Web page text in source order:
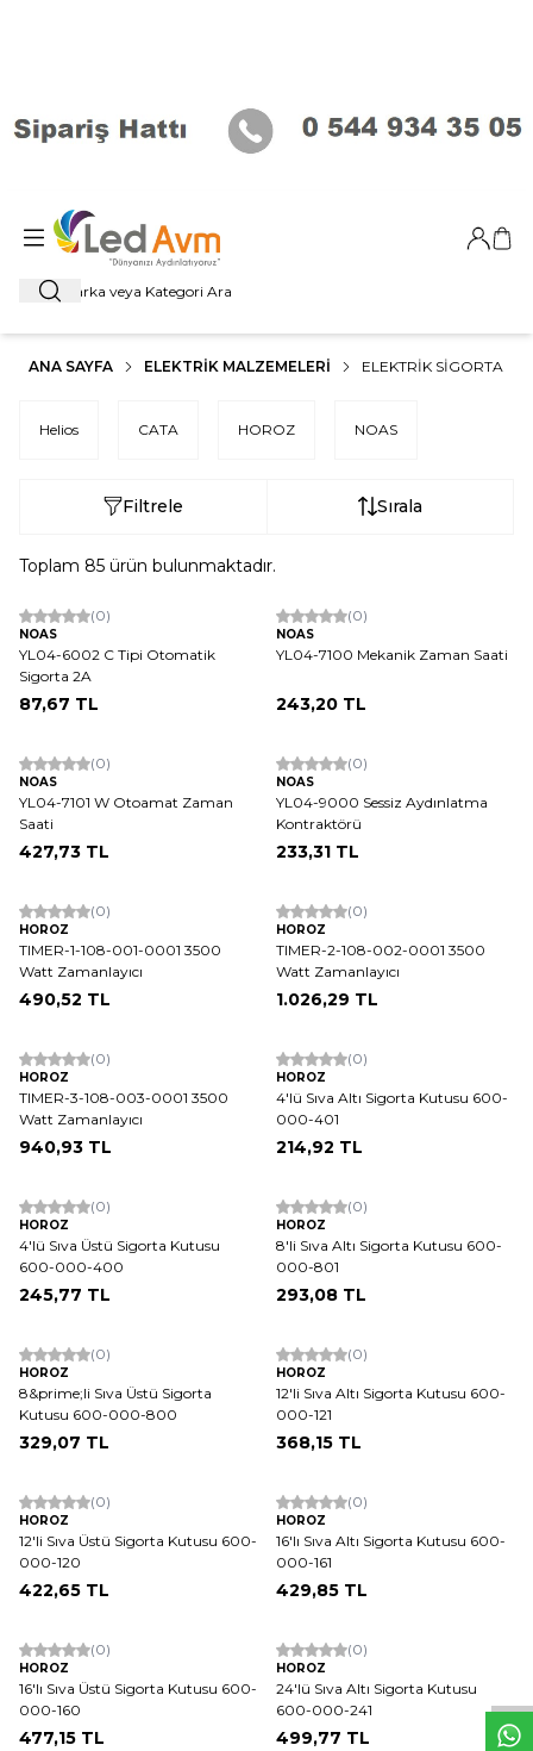
Ara
Giriş
ANA SAYFA ELEKTRIK MALZEMELERI ELEKTRIK SIGORTA
Helios CATA HOROZ NOAS
Filtrele Sırala
Toplam 85 ürün bulunmaktadır.
(0)
NOAS
YL04-6002 C Tipi Otomatik
Sigorta 2A
87,67 TL
(0)
NOAS
YL04-7100 Mekanik Zaman Saati
243,20 TL
(0)
NOAS
YL04-7101 W Otoamat Zaman
Saati
427,73 TL
(0)
NOAS
YL04-9000 Sessiz Aydınlatma
Kontraktörü
233,31 TL
(0)
HOROZ
TIMER-1-108-001-0001 3500
Watt Zamanlayıcı
490,52 TL
(0)
HOROZ
TIMER-2-108-002-0001 3500
Watt Zamanlayıcı
1.026,29 TL
(0)
HOROZ
TIMER-3-108-003-0001 3500
Watt Zamanlayıcı
940,93 TL
(0)
HOROZ
4'lü Sıva Altı Sigorta Kutusu 600-
000-401
214,92 TL
(0)
HOROZ
4'lü Sıva Üstü Sigorta Kutusu
600-000-400
245,77 TL
(0)
HOROZ
8'li Sıva Altı Sigorta Kutusu 600-
000-801
293,08 TL
(0)
HOROZ
8&prime;li Sıva Üstü Sigorta
Kutusu 600-000-800
329,07 TL
(0)
HOROZ
12'li Sıva Altı Sigorta Kutusu 600-
000-121
368,15 TL
(0)
HOROZ
12'li Sıva Üstü Sigorta Kutusu 600-
000-120
422,65 TL
(0)
HOROZ
16'lı Sıva Altı Sigorta Kutusu 600-
000-161
429,85 TL
(0)
HOROZ
16'lı Sıva Üstü Sigorta Kutusu 600-
000-160
477,15 TL
(0)
HOROZ
24'lü Sıva Altı Sigorta Kutusu
600-000-241
499,77 TL